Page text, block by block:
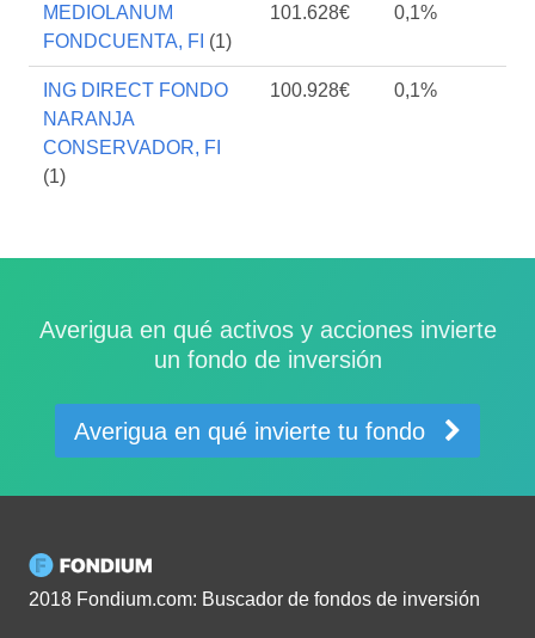
MEDIOLANUM
FONDCUENTA, FI (1)
101.628€ 0,1%
ING DIRECT FONDO
NARANJA
CONSERVADOR, FI
(1)
100.928€ 0,1%
Averigua en qué activos y acciones invierte
un fondo de inversión
Averigua en qué invierte tu fondo
2018 Fondium.com: Buscador de fondos de inversión